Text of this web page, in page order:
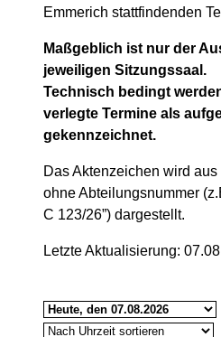
Emmerich stattfindenden
Maßgeblich ist nur der
jeweiligen Sitzungssaal.
Technisch bedingt
verlegte Termine als
gekennzeichnet.
Das Aktenzeichen wird
ohne Abteilungsnummer
C 123/26”) dargestellt.
Letzte Aktualisierung: